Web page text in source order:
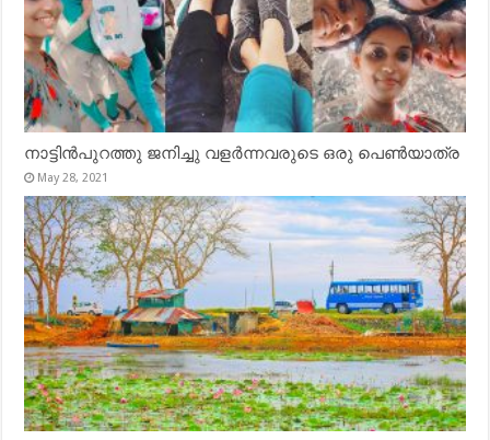
നാട്ടിൻപുറത്തു ജനിച്ചു വളർന്നവരുടെ ഒരു പെൺയാത്ര
May 28, 2021